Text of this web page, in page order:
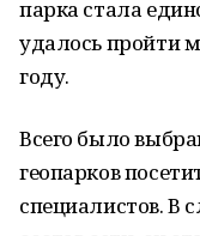
парка стала
удалось пройти
году.
Всего было
геопарков
специалистов. В